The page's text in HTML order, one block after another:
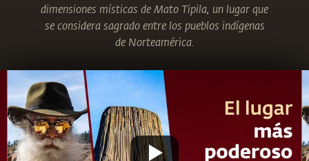
dimensiones místicas de Mato Tipila, un lugar que
se considera sagrado entre los pueblos indígenas
de Norteamérica.